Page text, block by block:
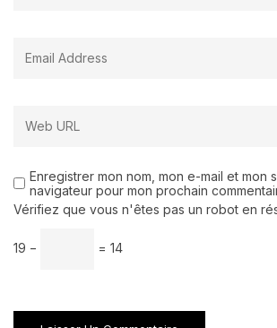
Enregistrer mon nom, mon e-mail et mon
navigateur pour mon prochain
Vérifiez que vous n'êtes pas un robot en
19 − = 14